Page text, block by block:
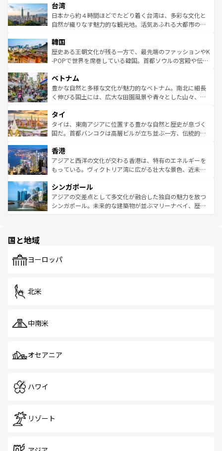
ならではの贅沢な旅のスタイルだ。 なお、新着のアメリカ
情報はコンテンツ一覧を参照してほしい。
れるおもてなしの心で訪れる人々を迎えてくれるハワイの
人々、おいしいローカルフードやハワイアンミュージッ
ク、伝統的なフラダンスなど、すべてがハワイの魅力を彩
ワイを、存分に味わってほしい。 なお、新着のハワイ情報
はコンテンツ一覧を参照してほしい。
リアリーフや大陸中央部にそびえるウルル（エアーズロッ
ク）、タスマニアの美しい原生林やケアンズの熱帯雨林な
ど、見どころがたくさん。また、カフェやワイン、オージ
いる。アクティビティも充実しており、サーフィンやダイ
ビング、ハイキングなど、アウトドア好きにはたまらな
い。オーストラリアの多彩な魅力を存分に味わいつくそ
参照してほしい。
台湾
日本から約４時間ほどでたどり着く台湾は、多彩な文化と
自然が織りなす魅力的な観光地。活気あふれる大都市の台
ン）、静ひつな山岳地帯である台湾東部など、都市の喧騒
と山間の静けさが共存しており、訪れる人に新しい発見と
驚きをもたらしてくれる。また、奥深い台湾の食文化も魅
容にもいいと評判のスイーツなど、バラエティ豊かな料理
が味わえる。 なお、新着の台湾情報は コンテンツ一覧を参
照してほしい。
韓国
歴史ある王朝文化が残る一方で、最先端のファッションやK
-POPで世界を席巻している韓国。首都ソウルの宮殿や伝統
き、地方に足を延ばせば四季折々の自然美を楽しむことが
できる。そして、キムチや焼肉、絶品のストリートフード
まで、さまざまな韓国料理が待っている。夜には、韓国な
リティに包まれながら、韓国の多彩な魅力を心ゆくまで味
わってみてほしい。 なお、新着の韓国情報はコンテンツ一
覧を参照してほしい。
ベトナム
豊かな自然と多様な文化が魅力的なベトナム。南北に細長
く伸びる国土には、広大な田園風景や青々とした山々、世
急速な発展と共に伝統が息づく。ハノイの古い町並みやホ
ーチミン市のフランス統治時代の建物も、独特の雰囲気を
醸し出している。また、バラエティの豊かさとおいしさで
とつ。フォーやバインミー、ベトナムコーヒーなどは、ぜ
ひ現地で味わいたい。どの地域を訪れてもあたたかい人々
が旅行者を迎えてくれるので、きっと忘れられない旅にな
参照してほしい。
タイ
タイは、東南アジアに位置する豊かな自然と歴史が息づく
国だ。首都バンコクは高層ビルが立ち並ぶ一方、伝統的な
の活気が交差している。北部ではチェンマイなどの山岳地
帯で自然と触れ合い、南部ではプーケットやクラビの美し
いビーチでリゾート気分を楽しむことができる。タイ料理
激する。気候は一年中温暖で、どの季節にも異なる楽しみ
が待っている。親しみやすいタイの人々、仏教を中心とし
た文化、そして多様な観光資源が、訪れる旅人を魅了し続
香港
アジアと西洋の文化が交わる香港は、特有のエネルギーを
もっている。ヴィクトリア湾に広がる壮大な景色、近未来
み、どこを訪れても感動するはず。観光スポットが密集し
ており、効率よく見どころを回れるのも魅力。息をのむよ
うな絶景から文化的な体験まで、香港を存分に楽しみ尽く
シンガポール
アジアの交差点として多文化が融合した独自の魅力を放つ
シンガポール。未来的な建築物が並ぶマリーナベイ、歴史
で、ホーカーズは地元の風情を楽しめる外せないスポット
国と地域
ヨーロッパ
北米
中南米
オセアニア
ハワイ
リゾート